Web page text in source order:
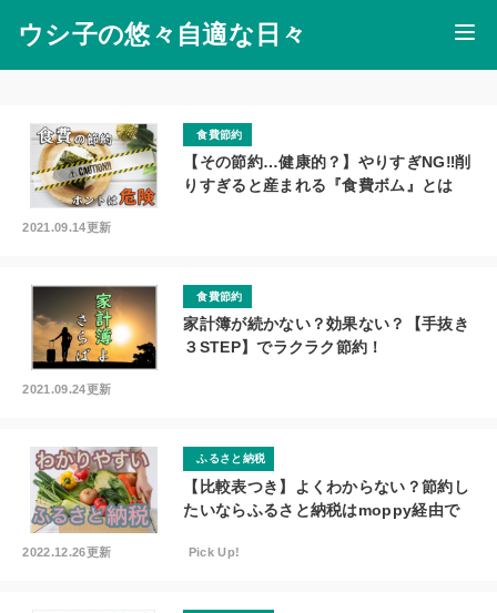
ウシ子の悠々自適な日々
食費節約
【その節約…健康的？】やりすぎNG‼︎削
りすぎると産まれる『食費ボム』とは
2021.09.14更新
食費節約
家計簿が続かない？効果ない？【手抜き
３STEP】でラクラク節約！
2021.09.24更新
ふるさと納税
【比較表つき】よくわからない？節約し
たいならふるさと納税はmoppy経由で
2022.12.26更新 Pick Up!